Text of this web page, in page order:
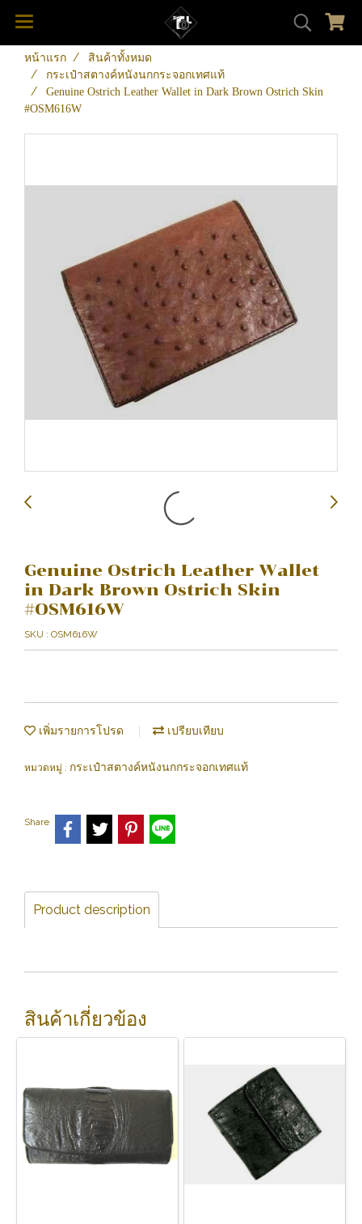
หน้าแรก
สินค้าทั้งหมด
กระเป๋าสตางค์หนังนกกระจอกเทศแท้
Genuine Ostrich Leather Wallet in Dark Brown Ostrich Skin
#OSM616W
Genuine Ostrich Leather Wallet
in Dark Brown Ostrich Skin
#OSM616W
SKU : OSM616W
เพิ่มรายการโปรด เปรียบเทียบ
หมวดหมู่ : กระเป๋าสตางค์หนังนกกระจอกเทศแท้
Share
Product description
สินค้าเกี่ยวข้อง